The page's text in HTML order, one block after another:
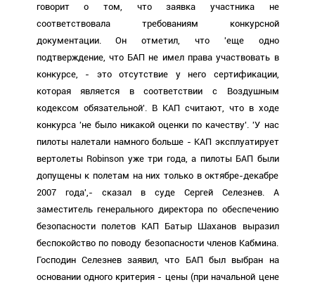
говорит о том, что заявка участника не
соответствовала требованиям конкурсной
документации. Он отметил, что 'еще одно
подтверждение, что БАП не имел права участвовать в
конкурсе, - это отсутствие у него сертификации,
которая является в соответствии с Воздушным
кодексом обязательной'. В КАП считают, что в ходе
конкурса 'не было никакой оценки по качеству'. 'У нас
пилоты налетали намного больше - КАП эксплуатирует
вертолеты Robinson уже три года, а пилоты БАП были
допущены к полетам на них только в октябре-декабре
2007 года',- сказал в суде Сергей Селезнев. А
заместитель генерального директора по обеспечению
безопасности полетов КАП Батыр Шаханов выразил
беспокойство по поводу безопасности членов Кабмина.
Господин Селезнев заявил, что БАП был выбран на
основании одного критерия - цены (при начальной цене